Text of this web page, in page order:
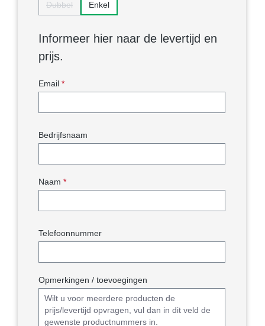
Dubbel Enkel
Informeer hier naar de levertijd en
prijs.
Email *
Bedrijfsnaam
Naam *
Telefoonnummer
Opmerkingen / toevoegingen